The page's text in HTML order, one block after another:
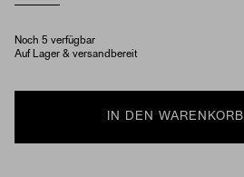
Noch 5 verfügbar
Auf Lager & versandbereit
IN DEN WARENKORB